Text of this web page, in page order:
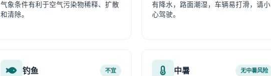
气象条件有利于空气污染物稀释、扩散
和清除。
有降水，路面潮湿，车辆易打滑，请小
心驾驶。
钓鱼 不宜 中暑 无中暑风险